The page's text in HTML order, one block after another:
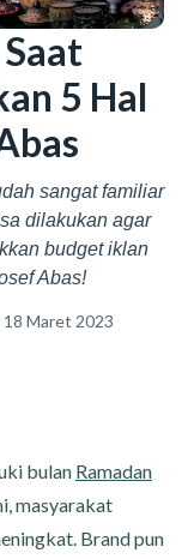
5 Hal
sangat familiar
dilakukan agar
budget iklan
Abas!
18 Maret 2023
bulan Ramadan
masyarakat
Brand pun